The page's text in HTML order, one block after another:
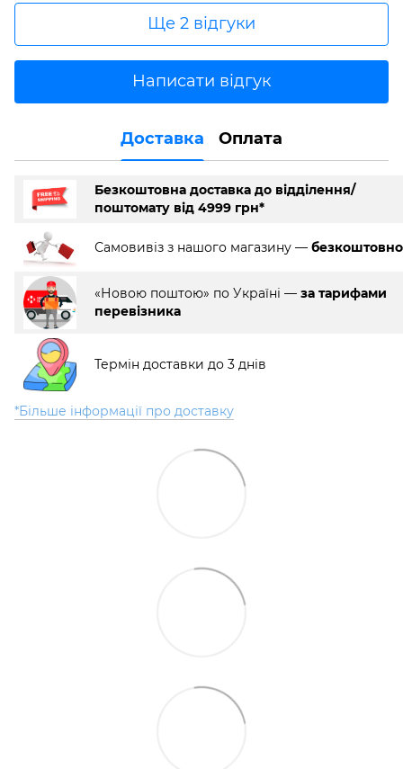
Ще 2 відгуки
Написати відгук
Доставка Оплата
Безкоштовна доставка до відділення/
поштомату від 4999 грн*
Самовивіз з нашого магазину — безкоштовно
«Новою поштою» по Україні — за тарифами
перевізника
Термін доставки до 3 днів
*Більше інформації про доставку